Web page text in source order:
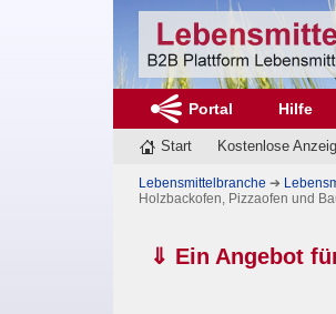
Portal Hilfe
Start Kostenlose
Lebensmittelbranche ➔
Holzbackofen, Pizzaofen und
⇓ Ein Angebot